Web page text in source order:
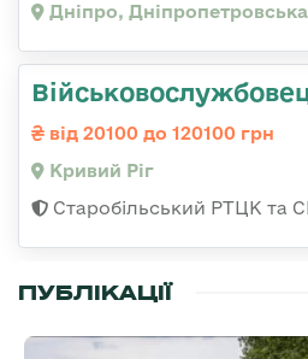
Дніпро,
від 20100 до 120100 грн
Кривий Ріг
Старобільський РТЦК та
ПУБЛІКАЦІЇ